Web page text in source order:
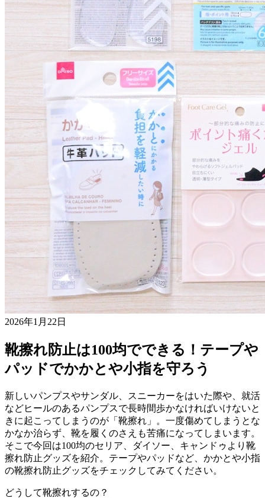
2026年1月22日
靴擦れ防止は100均でできる！テープや
パッドでかかとや小指を守ろう
新しいパンプスやサンダル、スニーカーをはいた際や、就活
などヒールのあるパンプスで長時間歩かなければいけないと
きに起こってしまうのが「靴擦れ」。一度傷めてしまうとな
かなか治らず、靴を履くのさえも苦痛になってしまいます。
そこで今回は100均のセリア、ダイソー、キャンドゥより靴
擦れ防止グッズを紹介。テープやパッドなど、かかとや小指
の靴擦れ防止グッズをチェックしてみてください。
どうして靴擦れするの？